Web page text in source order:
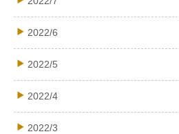
2022/6
2022/5
2022/4
2022/3